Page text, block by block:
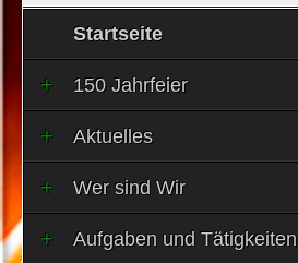
Startseite
150 Jahrfeier
Aktuelles
Wer sind Wir
Aufgaben und Tätigkeiten